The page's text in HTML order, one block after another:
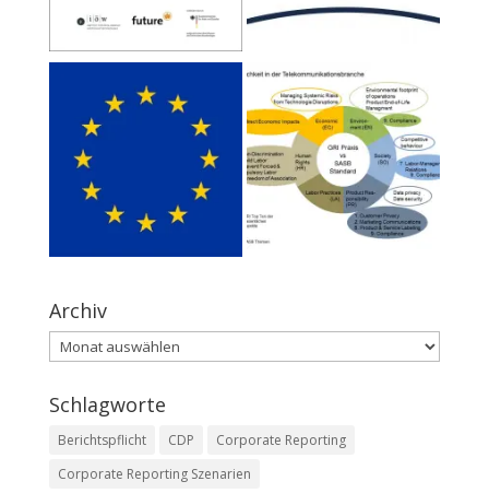
Archiv
Archiv
Schlagworte
Berichtspflicht CDP
Corporate Reporting
Corporate Reporting Szenarien